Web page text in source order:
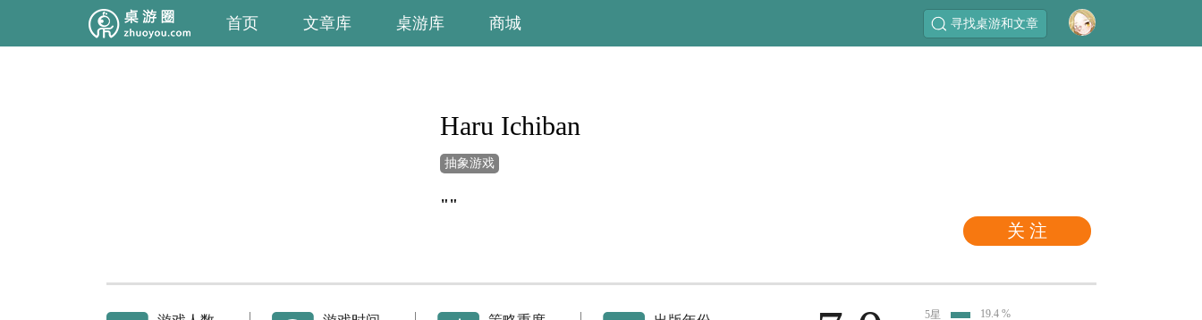
首页 文章库 桌游库 商城 寻找桌游和文章
关 注
Haru Ichiban
抽象游戏
""
5星
19.4 %